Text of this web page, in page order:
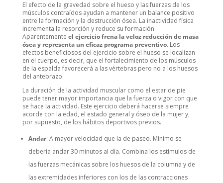
El efecto de la gravedad sobre el hueso y las fuerzas de los
músculos contraídos ayudan a mantener un balance positivo
entre la formación y la destrucción ósea. La inactividad física
incrementa la resorción y reduce su formación.
Aparentemente el ejercicio frena la veloz reducción de masa
ósea y representa un eficaz programa preventivo. Los
efectos beneficiosos del ejercicio sobre el hueso se localizan
en el cuerpo, es decir, que el fortalecimiento de los músculos
de la espalda favorecerá a las vértebras pero no a los huesos
del antebrazo.
La duración de la actividad muscular como el estar de pie
puede tener mayor importancia que la fuerza o vigor con que
se hace la actividad. Este ejercicio deberá hacerse siempre
acorde con la edad, el estado general y óseo de la mujer y,
por supuesto, de los hábitos deportivos previos.
Andar: A mayor velocidad que la de paseo. Mínimo se
debería andar 30 minutos al día. Combina los estímulos de
las fuerzas mecánicas sobre los huesos de la columna y de
las extremidades inferiores con los de las contracciones